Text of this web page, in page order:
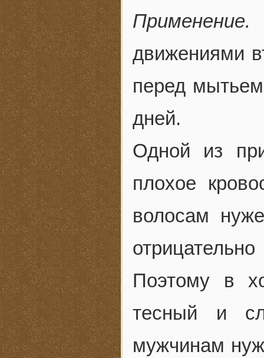
Применение.
движениями
перед
дней.
Одной из
плохое
волосам
Поэтому в
тесный и
мужчинам